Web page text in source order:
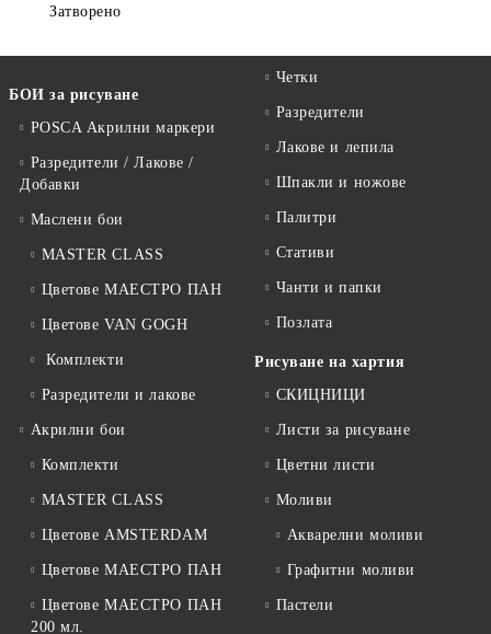
Затворено
БОИ за рисуване
POSCA Акрилни маркери
Разредители / Лакове /
Добавки
Маслени бои
MASTER CLASS
Цветове МАЕСТРО ПАН
Цветове VAN GOGH
Комплекти
Разредители и лакове
Акрилни бои
Комплекти
MASTER CLASS
Цветове AMSTERDAM
Цветове МАЕСТРО ПАН
Цветове МАЕСТРО ПАН
200 мл.
Четки
Разредители
Лакове и лепила
Шпакли и ножове
Палитри
Стативи
Чанти и папки
Позлата
Рисуване на хартия
СКИЦНИЦИ
Листи за рисуване
Цветни листи
Моливи
Акварелни моливи
Графитни моливи
Пастели